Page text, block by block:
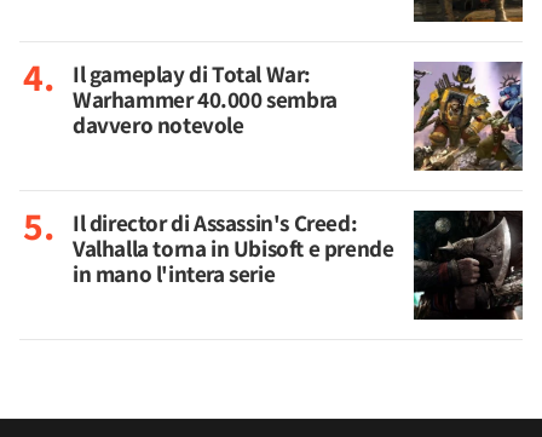
Il gameplay di Total War:
Warhammer 40.000 sembra
davvero notevole
Il director di Assassin's Creed:
Valhalla torna in Ubisoft e prende
in mano l'intera serie